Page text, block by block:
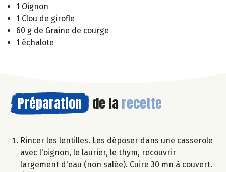
1 Oignon
1 Clou de girofle
60 g de Graine de courge
1 échalote
Préparation de la recette
Rincer les lentilles. Les déposer dans une casserole
avec l'oignon, le laurier, le thym, recouvrir
largement d'eau (non salée). Cuire 30 mn à couvert.